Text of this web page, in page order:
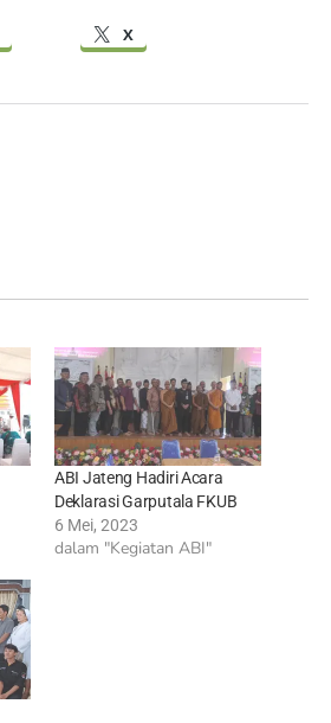
X
ABI Jateng Hadiri Acara
Deklarasi Garputala FKUB
6 Mei, 2023
dalam "Kegiatan ABI"